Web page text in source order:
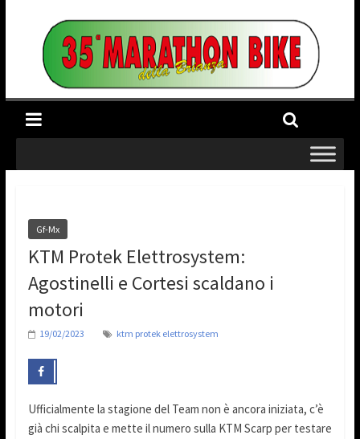
Gf-Mx
KTM Protek Elettrosystem:
Agostinelli e Cortesi scaldano i
motori
19/02/2023 ktm protek elettrosystem
Ufficialmente la stagione del Team non è ancora iniziata, c’è
già chi scalpita e mette il numero sulla KTM Scarp per testare